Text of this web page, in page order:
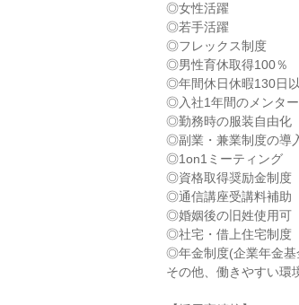
◎女性活躍
◎若手活躍
◎フレックス制度
◎男性育休取得100％
◎年間休日休暇130日
◎入社1年間のメンタ
◎勤務時の服装自由化
◎副業・兼業制度の導
◎1on1ミーティング
◎資格取得奨励金制度
◎通信講座受講料補助
◎婚姻後の旧姓使用可
◎社宅・借上住宅制度
◎年金制度(企業年金基
その他、働きやすい環